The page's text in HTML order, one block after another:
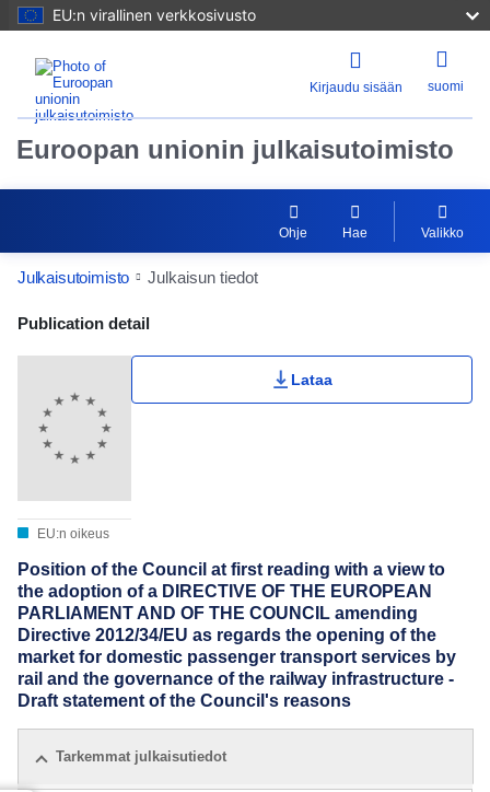
EU:n virallinen verkkosivusto
Kirjaudu sisään suomi
Euroopan unionin julkaisutoimisto
Ohje Hae Valikko
Julkaisutoimisto Julkaisun tiedot
Publication Detail Actions Portlet
Publication detail
EU:n oikeus
Lataa
Position of the Council at first reading with a view to
the adoption of a DIRECTIVE OF THE EUROPEAN
PARLIAMENT AND OF THE COUNCIL amending
Directive 2012/34/EU as regards the opening of the
market for domestic passenger transport services by
rail and the governance of the railway infrastructure -
Draft statement of the Council's reasons
Tarkemmat julkaisutiedot